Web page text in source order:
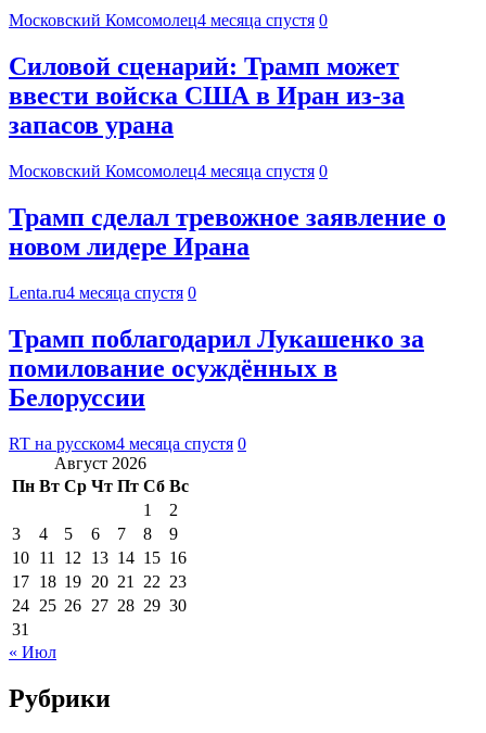
Московский Комсомолец4 месяца спустя 0
Силовой сценарий: Трамп может
ввести войска США в Иран из-за
запасов урана
Московский Комсомолец4 месяца спустя 0
Трамп сделал тревожное заявление о
новом лидере Ирана
Lenta.ru4 месяца спустя 0
Трамп поблагодарил Лукашенко за
помилование осуждённых в
Белоруссии
RT на русском4 месяца спустя 0
Август 2026
Пн Вт Ср Чт Пт Сб Вс
1
2
3
4 5 6 7 8
9
10 11 12 13 14 15 16
17 18 19 20 21 22 23
24 25 26 27 28 29 30
31
« Июл
Рубрики